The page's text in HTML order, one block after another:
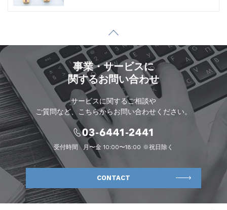
事業・サービスに
関するお問い合わせ
サービスに関するご相談や
ご質問など、こちらからお問い合わせください。
受付時間 月〜金 10:00〜18:00 ※祝日除く
CONTACT